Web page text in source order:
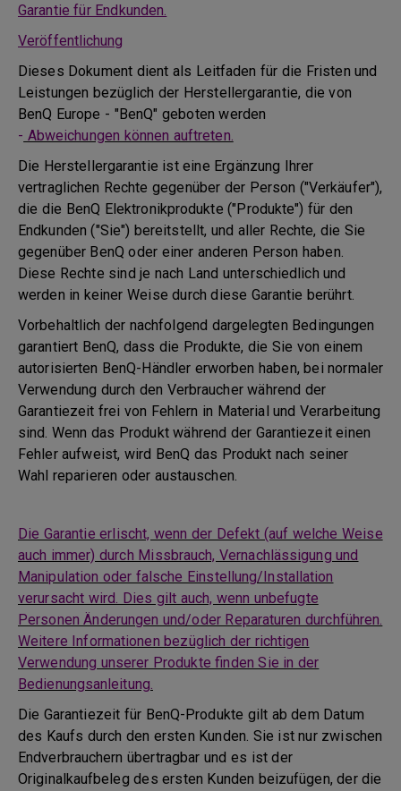
Garantie für Endkunden.
Veröffentlichung
Dieses Dokument dient als Leitfaden für die Fristen und
Leistungen bezüglich der Herstellergarantie, die von
BenQ Europe - "BenQ" geboten werden
- Abweichungen können auftreten.
Die Herstellergarantie ist eine Ergänzung Ihrer
vertraglichen Rechte gegenüber der Person ("Verkäufer"),
die die BenQ Elektronikprodukte ("Produkte") für den
Endkunden ("Sie") bereitstellt, und aller Rechte, die Sie
gegenüber BenQ oder einer anderen Person haben.
Diese Rechte sind je nach Land unterschiedlich und
werden in keiner Weise durch diese Garantie berührt.
Vorbehaltlich der nachfolgend dargelegten Bedingungen
garantiert BenQ, dass die Produkte, die Sie von einem
autorisierten BenQ-Händler erworben haben, bei normaler
Verwendung durch den Verbraucher während der
Garantiezeit frei von Fehlern in Material und Verarbeitung
sind. Wenn das Produkt während der Garantiezeit einen
Fehler aufweist, wird BenQ das Produkt nach seiner
Wahl reparieren oder austauschen.
Die Garantie erlischt, wenn der Defekt (auf welche Weise
auch immer) durch Missbrauch, Vernachlässigung und
Manipulation oder falsche Einstellung/Installation
verursacht wird. Dies gilt auch, wenn unbefugte
Personen Änderungen und/oder Reparaturen durchführen.
Weitere Informationen bezüglich der richtigen
Verwendung unserer Produkte finden Sie in der
Bedienungsanleitung.
Die Garantiezeit für BenQ-Produkte gilt ab dem Datum
des Kaufs durch den ersten Kunden. Sie ist nur zwischen
Endverbrauchern übertragbar und es ist der
Originalkaufbeleg des ersten Kunden beizufügen, der die